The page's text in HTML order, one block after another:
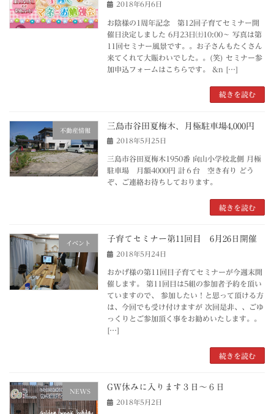
2018年6月6日
お陰様の1周年記念 第12回子育てセミナー開
催日決定しました 6月23日㈯10:00～ 写真は第
11回セミナー風景です。。お子さんもたくさん
来てくれて大賑わいでした。。(笑) セミナー参
加申込フォームはこちらです。 &n […]
続きを読む
不動産情報 三島市谷田夏梅木、月極駐車場4,000円
2018年5月25日
三島市谷田夏梅木1950番 向山小学校北側 月極
駐車場 月額4000円 計６台 空き有り どう
ぞ、ご連絡お待ちしております。
続きを読む
イベント 子育てセミナー第11回目 6月26日開催
2018年5月24日
おかげ様の第11回目子育てセミナーが今週末開
催します。 第11回目は5組の参加者予約を頂い
ていますので、 参加したい！と思って頂ける方
は、今回でも受け付けますが 次回是非、、ごゆ
っくりとご参加頂く事をお勧めいたします。。
[…]
続きを読む
NEWS GW休みに入ります３日～６日
2018年5月2日